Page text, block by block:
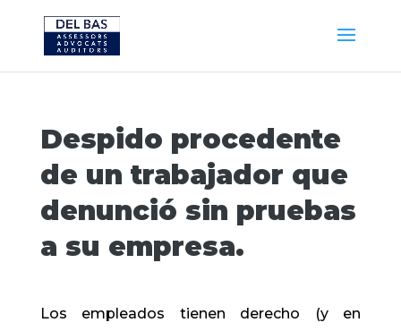
Despido procedente
de un trabajador que
denunció sin pruebas
a su empresa.
Los empleados tienen derecho (y en